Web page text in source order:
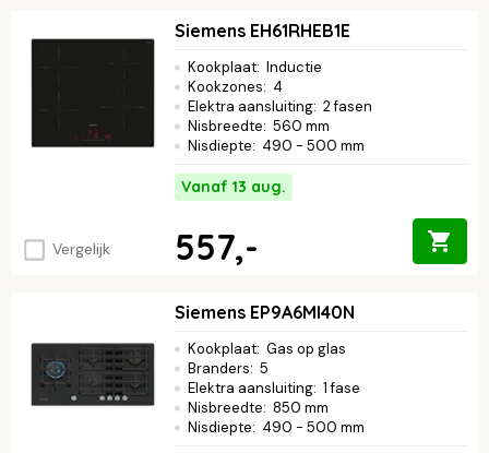
Vergelijk
Siemens EH61RHEB1E
Kookplaat: Inductie
Kookzones: 4
Elektra aansluiting: 2 fasen
Nisbreedte: 560 mm
Nisdiepte: 490 - 500 mm
Vanaf 13 aug.
557,-
Siemens EP9A6MI40N
Kookplaat: Gas op glas
Branders: 5
Elektra aansluiting: 1 fase
Nisbreedte: 850 mm
Nisdiepte: 490 - 500 mm